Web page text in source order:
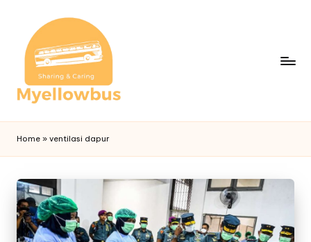
Home » ventilasi dapur